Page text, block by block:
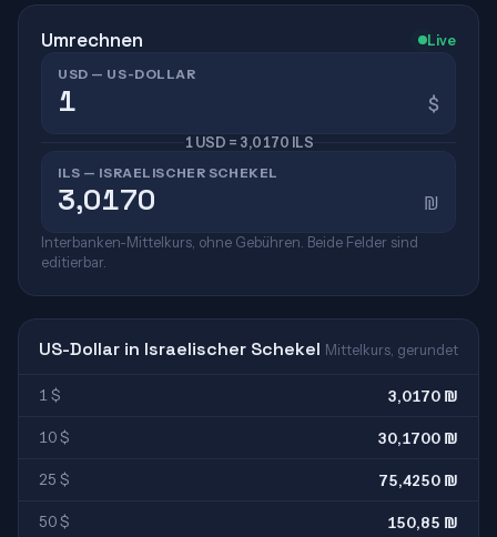
Umrechnen Live
USD — US-DOLLAR
$
1 USD = 3,0170 ILS
ILS — ISRAELISCHER SCHEKEL
₪
Interbanken-Mittelkurs, ohne Gebühren. Beide Felder sind
editierbar.
US-Dollar in Israelischer Schekel Mittelkurs, gerundet
1 $ 3,0170 ₪
10 $ 30,1700 ₪
25 $ 75,4250 ₪
50 $ 150,85 ₪